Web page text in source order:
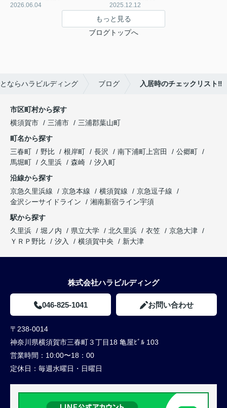
2026.06.04 2025.12.12
もっと見る
ブログトップへ
ならハラビルディング ブログ 入居時のチェックリスト‼
市区町村から探す
横須賀市
三浦市
三浦郡葉山町
町名から探す
三春町
野比 根岸町 長沢 南下浦町上宮田
公郷町
馬堀町
久里浜 森崎
汐入町
沿線から探す
京急久里浜線
京急本線 横須賀線
京急逗子線
金沢シーサイドライン
湘南新宿ライン宇須
駅から探す
久里浜
堀ノ内 県立大学 北久里浜 衣笠
京急大津
ＹＲＰ野比
汐入 横須賀中央 新大津
株式会社ハラビルディング
046-825-1041 お問い合わせ
〒238-0014
神奈川県横須賀市三春町３丁目18 亀屋ﾋﾞﾙ 103
営業時間： 10:00〜18：00
定休日： 毎週水曜日・日曜日